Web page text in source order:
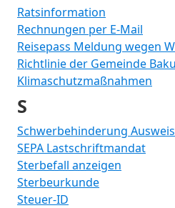
Ratsinformation
Rechnungen per E-Mail
Reisepass Meldung wegen
Richtlinie der Gemeinde
Klimaschutzmaßnahmen
S
Schwerbehinderung
SEPA Lastschriftmandat
Sterbefall anzeigen
Sterbeurkunde
Steuer-ID